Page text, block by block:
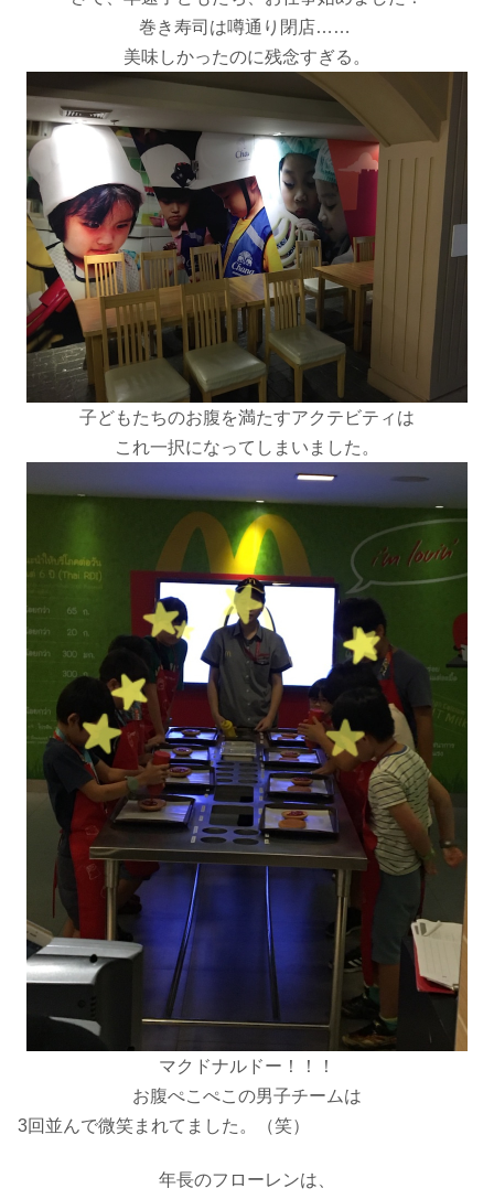
巻き寿司は噂通り閉店……
美味しかったのに残念すぎる。
子どもたちのお腹を満たすアクテビティは
これ一択になってしまいました。
マクドナルドー！！！
お腹ぺこぺこの男子チームは
3回並んで微笑まれてました。（笑）
年長のフローレンは、